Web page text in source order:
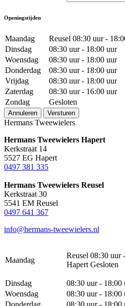
Openingstijden
Maandag
Reusel 08:30 uur -
Dinsdag
08:30 uur - 18:00 uur
Woensdag
08:30 uur - 18:00 uur
Donderdag
08:30 uur - 18:00 uur
Vrijdag
08:30 uur - 18:00 uur
Zaterdag
08:30 uur - 16:00 uur
Zondag
Gesloten
Annuleren Versturen
Hermans Tweewielers
Hermans Tweewielers Hapert
Kerkstraat 14
5527 EG Hapert
0497 381 335
Hermans Tweewielers Reusel
Kerkstraat 30
5541 EM Reusel
0497 641 367
info@hermans-tweewielers.nl
Maandag
Reusel 08:30 uur
Hapert Gesloten
Dinsdag
08:30 uur - 18:00
Woensdag
08:30 uur - 18:00
Donderdag
08:30 uur - 18:00